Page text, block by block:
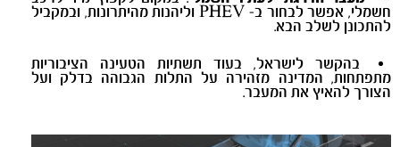
חשמלי, אפשר לבחור ב- PHEV וליהנות מהיתרונות, ובמקביל
להתכונן לשלב הבא.
בהקשר לישראל, בעוד תשתיות הטעינה הציבוריות
מתפתחות, המדינה מזהירה על התלות הגבוהה בדלק ועל
הצורך להאיץ את המעבר.